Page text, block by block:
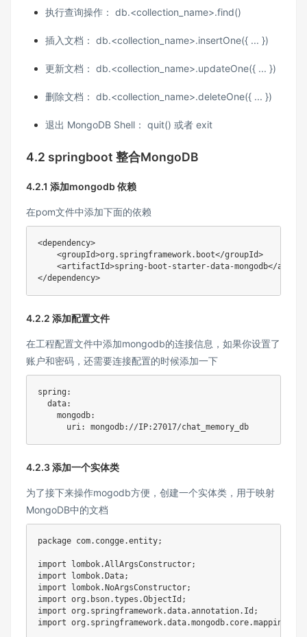
执行查询操作： db.<collection_name>.find()
插入文档： db.<collection_name>.insertOne({ ... })
更新文档： db.<collection_name>.updateOne({ ... })
删除文档： db.<collection_name>.deleteOne({ ... })
退出 MongoDB Shell： quit() 或者 exit
4.2 springboot 整合MongoDB
4.2.1 添加mongodb 依赖
在pom文件中添加下面的依赖
<dependency>
    <groupId>org.springframework.boot</groupId>
<artifactId>spring-boot-starter-data-mongodb</
</dependency>
4.2.2 添加配置文件
在工程配置文件中添加mongodb的连接信息，如果你设置了
账户和密码，还需要连接配置的时候添加一下
spring:
  data:
    mongodb:
      uri: mongodb://IP:27017/chat_memory_db
4.2.3 添加一个实体类
为了接下来操作mogodb方便，创建一个实体类，用于映射
MongoDB中的文档
package com.congge.entity;
import lombok.AllArgsConstructor;
import lombok.Data;
import lombok.NoArgsConstructor;
import org.bson.types.ObjectId;
import org.springframework.data.annotation.Id;
import